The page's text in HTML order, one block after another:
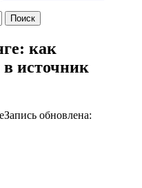
как
в источник
Запись обновлена: